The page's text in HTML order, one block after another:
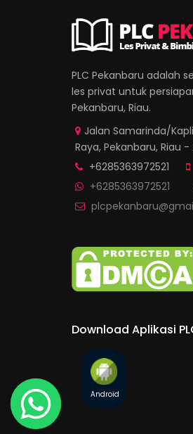
PLC Pekanbaru adalah
les privat untuk
Pekanbaru, Riau.
Jalan Samarinda/
Raya, Pekanbaru, Riau -
+6285363972521
+6285363972521
Download Aplikasi
Android